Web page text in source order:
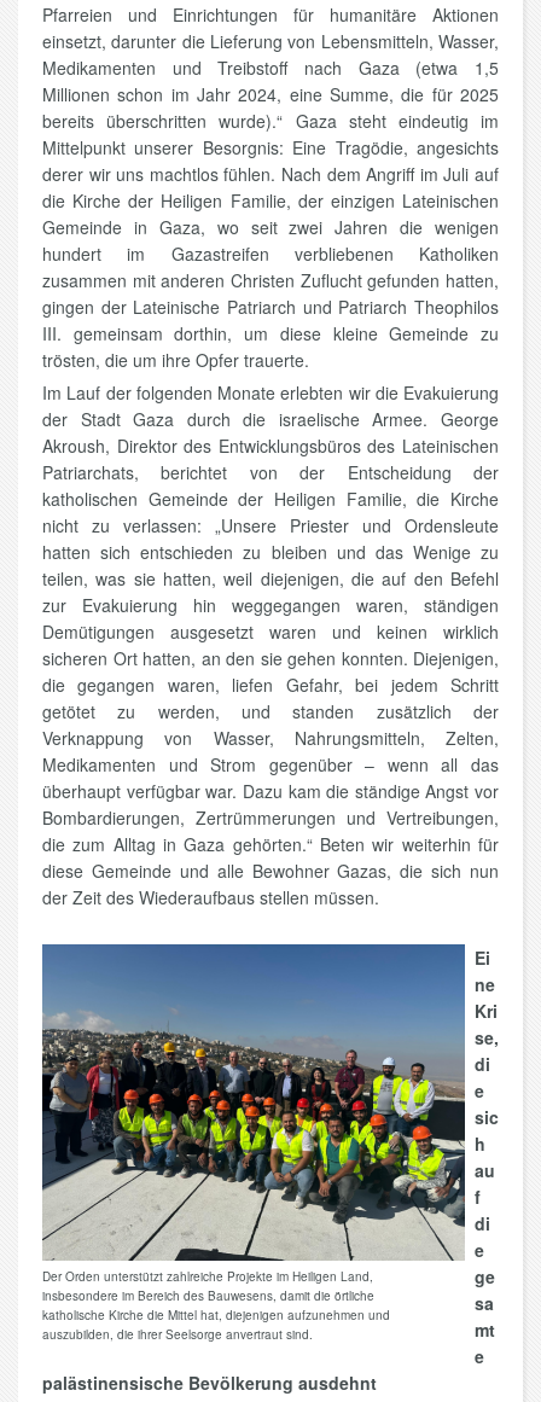
Pfarreien und Einrichtungen für humanitäre Aktionen
einsetzt, darunter die Lieferung von Lebensmitteln, Wasser,
Medikamenten und Treibstoff nach Gaza (etwa 1,5
Millionen schon im Jahr 2024, eine Summe, die für 2025
bereits überschritten wurde).“ Gaza steht eindeutig im
Mittelpunkt unserer Besorgnis: Eine Tragödie, angesichts
derer wir uns machtlos fühlen. Nach dem Angriff im Juli auf
die Kirche der Heiligen Familie, der einzigen Lateinischen
Gemeinde in Gaza, wo seit zwei Jahren die wenigen
hundert im Gazastreifen verbliebenen Katholiken
zusammen mit anderen Christen Zuflucht gefunden hatten,
gingen der Lateinische Patriarch und Patriarch Theophilos
III. gemeinsam dorthin, um diese kleine Gemeinde zu
trösten, die um ihre Opfer trauerte.
Im Lauf der folgenden Monate erlebten wir die Evakuierung
der Stadt Gaza durch die israelische Armee. George
Akroush, Direktor des Entwicklungsbüros des Lateinischen
Patriarchats, berichtet von der Entscheidung der
katholischen Gemeinde der Heiligen Familie, die Kirche
nicht zu verlassen: „Unsere Priester und Ordensleute
hatten sich entschieden zu bleiben und das Wenige zu
teilen, was sie hatten, weil diejenigen, die auf den Befehl
zur Evakuierung hin weggegangen waren, ständigen
Demütigungen ausgesetzt waren und keinen wirklich
sicheren Ort hatten, an den sie gehen konnten. Diejenigen,
die gegangen waren, liefen Gefahr, bei jedem Schritt
getötet zu werden, und standen zusätzlich der
Verknappung von Wasser, Nahrungsmitteln, Zelten,
Medikamenten und Strom gegenüber – wenn all das
überhaupt verfügbar war. Dazu kam die ständige Angst vor
Bombardierungen, Zertrümmerungen und Vertreibungen,
die zum Alltag in Gaza gehörten.“ Beten wir weiterhin für
diese Gemeinde und alle Bewohner Gazas, die sich nun
der Zeit des Wiederaufbaus stellen müssen.
Der Orden unterstützt zahlreiche Projekte im Heiligen Land,
insbesondere im Bereich des Bauwesens, damit die örtliche
katholische Kirche die Mittel hat, diejenigen aufzunehmen und
auszubilden, die ihrer Seelsorge anvertraut sind.
Ei
ne
Kri
se,
di
e
sic
h
au
f
di
e
ge
sa
mt
e
palästinensische Bevölkerung ausdehnt